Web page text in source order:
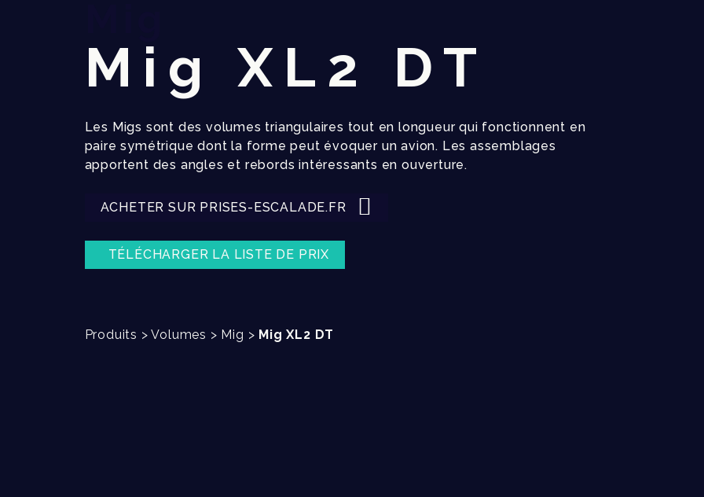
Mig XL2 DT
Les Migs sont des volumes triangulaires tout en longueur qui fonctionnent en
paire symétrique dont la forme peut évoquer un avion. Les assemblages
apportent des angles et rebords intéressants en ouverture.
ACHETER SUR PRISES-ESCALADE.FR
TÉLÉCHARGER LA LISTE DE PRIX
Produits >Volumes > Mig > Mig XL2 DT